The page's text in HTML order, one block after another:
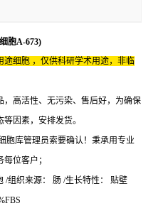
胞A-673)
途细胞 ，仅供科研学术用途，非临
高活性、无污染、售后好，为确保
因素，安排发货。
胞库管理员索要确认！秉承用专业
位客户；
/组织来源： 肠 /生长特性： 贴壁